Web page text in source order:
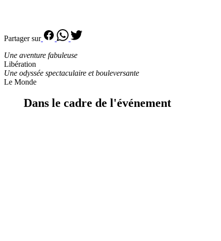
Partager sur
Une aventure fabuleuse
Libération
Une odyssée spectaculaire et bouleversante
Le Monde
Dans le cadre de l'événement